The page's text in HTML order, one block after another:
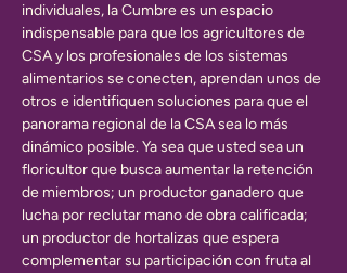
individuales, la Cumbre es un espacio
indispensable para que los agricultores de
CSA y los profesionales de los sistemas
alimentarios se conecten, aprendan unos de
otros e identifiquen soluciones para que el
panorama regional de la CSA sea lo más
dinámico posible. Ya sea que usted sea un
floricultor que busca aumentar la retención
de miembros; un productor ganadero que
lucha por reclutar mano de obra calificada;
un productor de hortalizas que espera
complementar su participación con fruta al